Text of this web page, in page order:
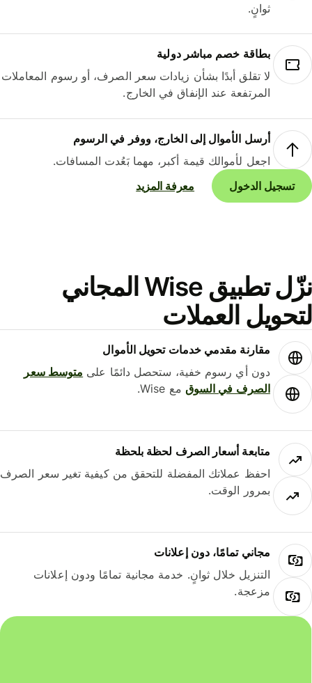
ثوانٍ.
بطاقة خصم مباشر دولية
لا تقلق أبدًا بشأن زيادات سعر الصرف، أو رسوم المعاملات
المرتفعة عند الإنفاق في الخارج.
أرسل الأموال إلى الخارج، ووفر في الرسوم
اجعل لأموالك قيمة أكبر، مهما بَعُدت المسافات.
تسجيل الدخول
معرفة المزيد
نزّل تطبيق Wise المجاني
العملات
مقارنة مقدمي خدمات تحويل الأموال
دون أي رسوم خفية، ستحصل دائمًا علىمتوسط ​​سعر
الصرف في السوقمع Wise.
متابعة أسعار الصرف لحظة بلحظة
احفظ عملاتك المفضلة للتحقق من كيفية تغير سعر الصرف
بمرور الوقت.
مجاني تمامًا، دون إعلانات
التنزيل خلال ثوانٍ. خدمة مجانية تمامًا ودون إعلانات
مزعجة.